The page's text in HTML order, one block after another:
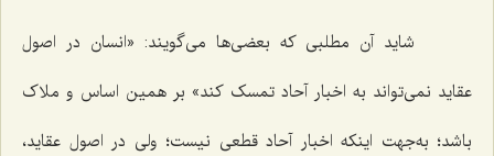
شاید آن مطلبی که بعضی‌ها می‌گویند: «انسان در اصول
عقاید نمی‌تواند به اخبار آحاد تمسک کند» بر همین اساس و ملاک
باشد؛ به‌جهت اینکه اخبار آحاد قطعی نیست؛ ولی در اصول عقاید،